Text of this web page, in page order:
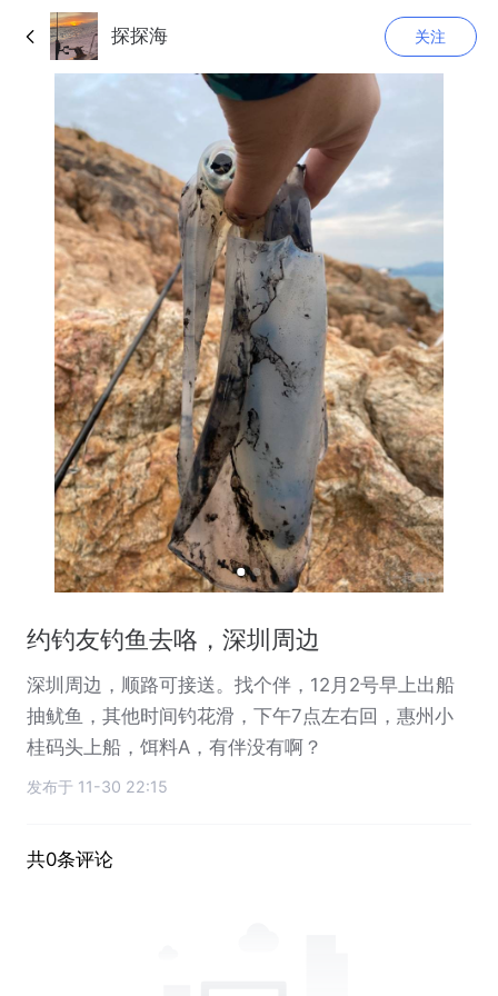
探探海 关注
约钓友钓鱼去咯，深圳周边
深圳周边，顺路可接送。找个伴，12月2号早上出船
抽鱿鱼，其他时间钓花滑，下午7点左右回，惠州小
桂码头上船，饵料A，有伴没有啊？
发布于 11-30 22:15
共0条评论